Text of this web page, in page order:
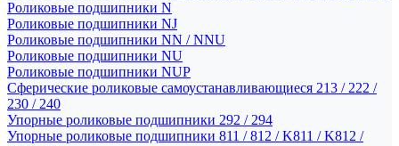
Роликовые подшипники N
Роликовые подшипники NJ
Роликовые подшипники NN / NNU
Роликовые подшипники NU
Роликовые подшипники NUP
Сферические роликовые самоустанавливающиеся 213 / 222 /
230 / 240
Упорные роликовые подшипники 292 / 294
Упорные роликовые подшипники 811 / 812 / K811 / K812 /